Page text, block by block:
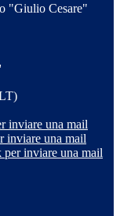
"Giulio Cesare"
inviare una mail
inviare una mail
inviare una mail